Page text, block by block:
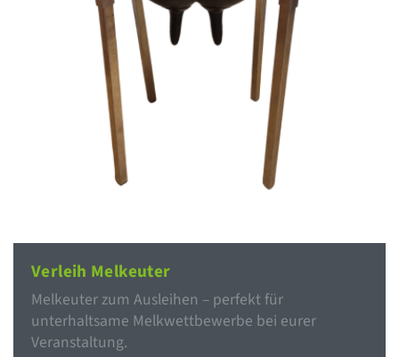
Verleih Melkeuter
Melkeuter zum Ausleihen – perfekt für
unterhaltsame Melkwettbewerbe bei eurer
Veranstaltung.